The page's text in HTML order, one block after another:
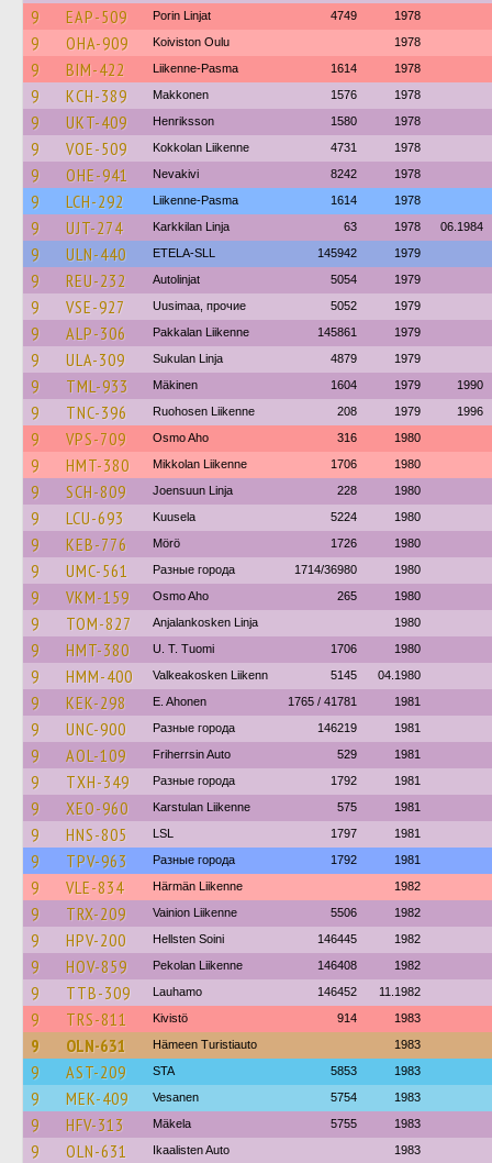
9
EAP-509 Porin Linjat 4749 1978
9 OHA-909 Koiviston Oulu 1978
9 BIM-422 Liikenne-Pasma 1614 1978
9 KCH-389 Makkonen 1576 1978
9 UKT-409 Henriksson 1580 1978
9 VOE-509 Kokkolan Liikenne 4731 1978
9 OHE-941 Nevakivi 8242 1978
9 LCH-292 Liikenne-Pasma 1614 1978
9 UJT-274 Karkkilan Linja 63 1978 06.1984
9 ULN-440 ETELA-SLL 145942 1979
9 REU-232 Autolinjat 5054 1979
9 VSE-927 Uusimaa, прочие 5052 1979
9 ALP-306 Pakkalan Liikenne 145861 1979
9 ULA-309 Sukulan Linja 4879 1979
9 TML-933 Mäkinen 1604 1979 1990
9 TNC-396 Ruohosen Liikenne 208 1979 1996
9 VPS-709 Osmo Aho 316 1980
9 HMT-380 Mikkolan Liikenne 1706 1980
9 SCH-809 Joensuun Linja 228 1980
9 LCU-693 Kuusela 5224 1980
9 KEB-776 Mörö 1726 1980
9 UMC-561 Разные города 1714/36980 1980
9 VKM-159 Osmo Aho 265 1980
9 TOM-827 Anjalankosken Linja 1980
9 HMT-380 U. T. Tuomi 1706 1980
9 HMM-400 Valkeakosken Liikenn 5145 04.1980
9 KEK-298 E. Ahonen 1765 / 41781 1981
9 UNC-900 Разные города 146219 1981
9 AOL-109 Friherrsin Auto 529 1981
9 TXH-349 Разные города 1792 1981
9 XEO-960 Karstulan Liikenne 575 1981
9 HNS-805 LSL 1797 1981
9 TPV-963 Разные города 1792 1981
9 VLE-834 Härmän Liikenne 1982
9 TRX-209 Vainion Liikenne 5506 1982
9 HPV-200 Hellsten Soini 146445 1982
9 HOV-859 Pekolan Liikenne 146408 1982
9 TTB-309 Lauhamo 146452 11.1982
9 TRS-811 Kivistö 914 1983
9 OLN-631 Hämeen Turistiauto 1983
9 AST-209 STA 5853 1983
9 MEK-409 Vesanen 5754 1983
9 HFV-313 Mäkela 5755 1983
9 OLN-631 Ikaalisten Auto 1983